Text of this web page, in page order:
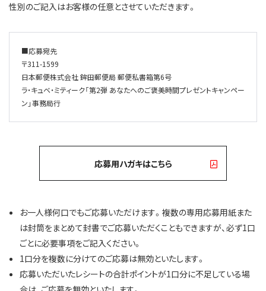
性別のご記入はお客様の任意とさせていただきます。
■応募宛先
〒311-1599
日本郵便株式会社 鉾田郵便局 郵便私書箱第6号
ラ・キュベ・ミティーク「第2弾 あなたへのご褒美時間プレゼントキャンペー
ン」事務局行
応募用ハガキはこちら
お一人様何口でもご応募いただけます。複数の専用応募用紙また
は封筒をまとめて封書でご応募いただくこともできますが、必ず1口
ごとに必要事項をご記入ください。
1口分を複数に分けてのご応募は無効といたします。
応募いただいたレシートの合計ポイントが1口分に不足している場